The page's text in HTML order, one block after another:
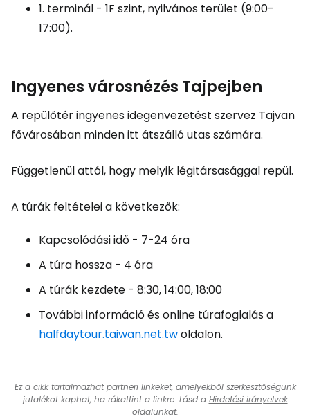
1. terminál - 1F szint, nyilvános terület (9:00-
17:00).
Ingyenes városnézés Tajpejben
A repülőtér ingyenes idegenvezetést szervez Tajvan
fővárosában minden itt átszálló utas számára.
Függetlenül attól, hogy melyik légitársasággal repül.
A túrák feltételei a következők:
Kapcsolódási idő - 7-24 óra
A túra hossza - 4 óra
A túrák kezdete - 8:30, 14:00, 18:00
További információ és online túrafoglalás a
halfdaytour.taiwan.net.twoldalon.
Ez a cikk tartalmazhat partneri linkeket, amelyekből szerkesztőségünk
jutalékot kaphat, ha rákattint a linkre. Lásd a Hirdetési irányelvek
oldalunkat.